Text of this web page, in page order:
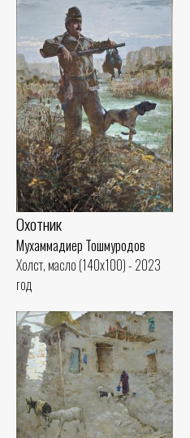
Охотник
Мухаммадиер Тошмуродов
Холст, масло (140x100) - 2023
год